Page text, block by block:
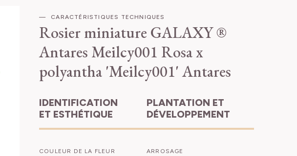
CARACTÉRISTIQUES TECHNIQUES
Rosier miniature GALAXY ®
Antares Meilcy001 Rosa x
polyantha 'Meilcy001' Antares
IDENTIFICATION
ET ESTHÉTIQUE
COULEUR DE LA FLEUR
PLANTATION ET
DÉVELOPPEMENT
ARROSAGE